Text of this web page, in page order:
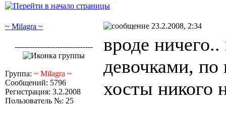
~ Milagra ~ 23.2.2008, 2:34
-------------------------------
Группа: ~ Milagra ~
Сообщений: 5796
Регистрация: 3.2.2008
Пользователь №: 25
вроде
девочками,
хосты никого